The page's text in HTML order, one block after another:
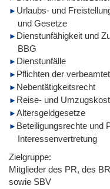
Urlaubs- und
und Gesetze
Dienstunfähigkeit und
BBG
Dienstunfälle
Pflichten der
Nebentätigkeitsrecht
Reise- und
Altersgeldgesetze
Beteiligungsrechte und
Interessenvertretung
Zielgruppe:
Mitglieder des PR, des
sowie SBV